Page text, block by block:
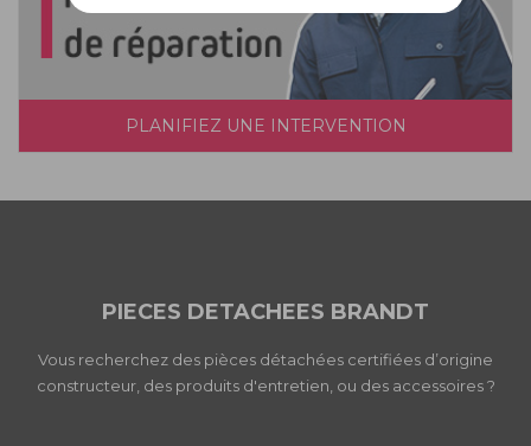
PLANIFIEZ UNE INTERVENTION
PIECES DETACHEES BRANDT
Vous recherchez des pièces détachées certifiées d’origine
constructeur, des produits d'entretien, ou des accessoires ?